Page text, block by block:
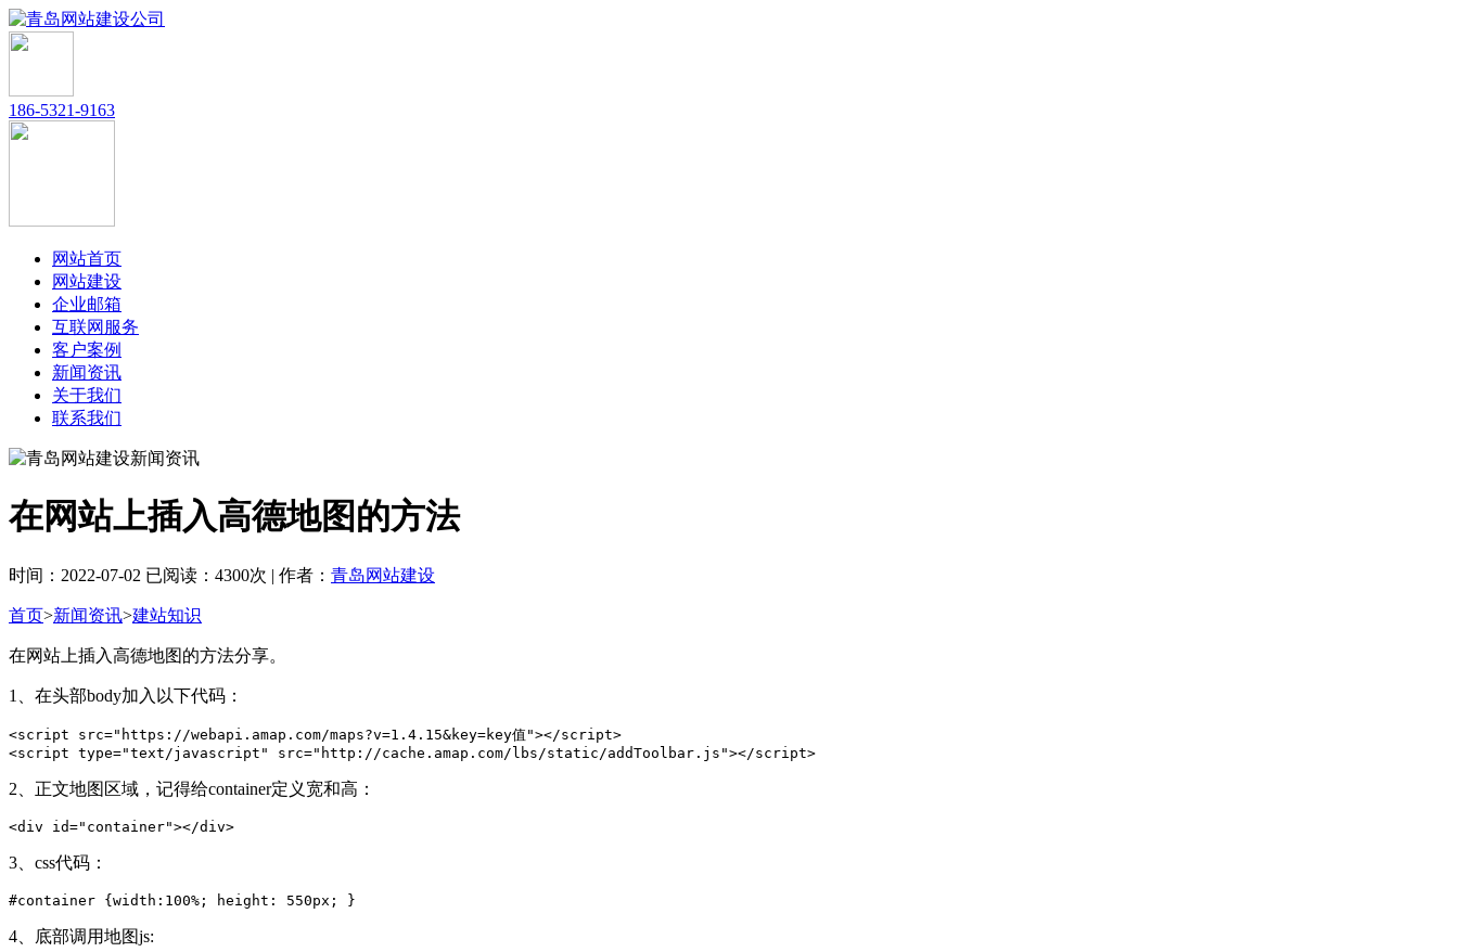
186-5321-9163
网站首页
网站建设
企业邮箱
互联网服务
客户案例
新闻资讯
关于我们
联系我们
在网站上插入高德地图的方法
时间：2022-07-02 已阅读：4300次 | 作者： 青岛网站建设
首页>新闻资讯>建站知识
在网站上插入高德地图的方法分享。
1、在头部body加入以下代码：
<script src="https://webapi.amap.com/maps?v=1.4.15&key=key值"></script>
<script type="text/javascript" src="http://cache.amap.com/lbs/static/addToolbar.js"></script>
2、正文地图区域，记得给container定义宽和高：
<div id="container"></div>
3、css代码：
#container {width:100%; height: 550px; }
4、底部调用地图js: